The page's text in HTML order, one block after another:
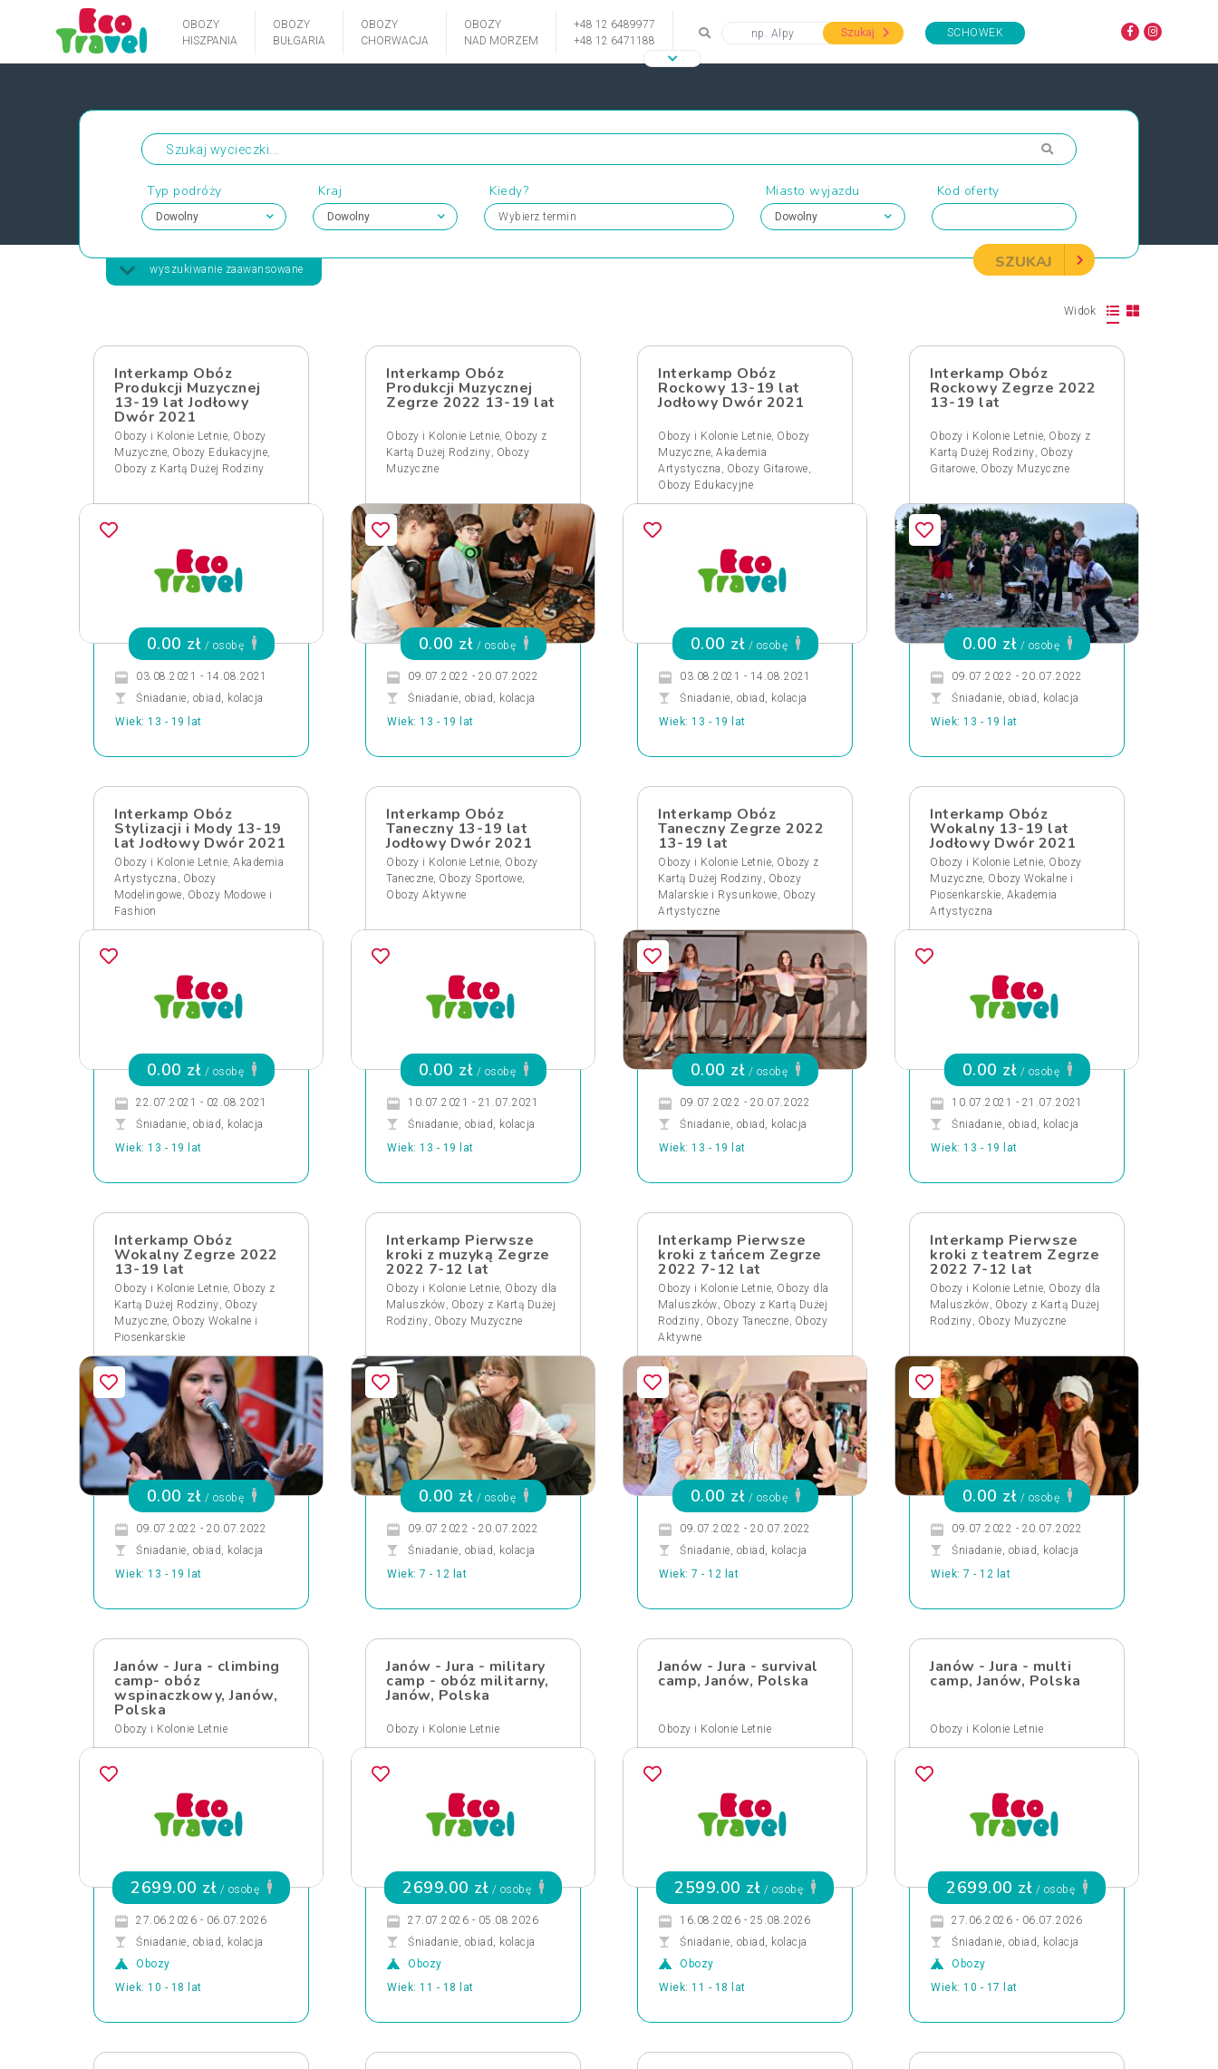
OBOZY
HISZPANIA
OBOZY
BUŁGARIA
OBOZY
CHORWACJA
OBOZY
NAD MORZEM
+48 12 6489977
+48 12 6471188
Szukaj SCHOWEK
Typ podróży Kraj Kiedy?
Wybierz termin
Miasto wyjazdu Kod oferty
SZUKAJ
wyszukiwanie zaawansowane
Widok
Interkamp Obóz
Produkcji Muzycznej
13-19 lat Jodłowy
Dwór 2021
Obozy i Kolonie Letnie, Obozy
Muzyczne, Obozy Edukacyjne,
Obozy z Kartą Dużej Rodziny
0.00 zł / osobę
03.08.2021 - 14.08.2021
Śniadanie, obiad, kolacja
Wiek: 13 - 19 lat
Interkamp Obóz
Produkcji Muzycznej
Zegrze 2022 13-19 lat
Obozy i Kolonie Letnie, Obozy z
Kartą Dużej Rodziny, Obozy
Muzyczne
0.00 zł / osobę
09.07.2022 - 20.07.2022
Śniadanie, obiad, kolacja
Wiek: 13 - 19 lat
Interkamp Obóz
Rockowy 13-19 lat
Jodłowy Dwór 2021
Obozy i Kolonie Letnie, Obozy
Muzyczne, Akademia
Artystyczna , Obozy Gitarowe,
Obozy Edukacyjne
0.00 zł / osobę
03.08.2021 - 14.08.2021
Śniadanie, obiad, kolacja
Wiek: 13 - 19 lat
Interkamp Obóz
Rockowy Zegrze 2022
13-19 lat
Obozy i Kolonie Letnie, Obozy z
Kartą Dużej Rodziny, Obozy
Gitarowe, Obozy Muzyczne
0.00 zł / osobę
09.07.2022 - 20.07.2022
Śniadanie, obiad, kolacja
Wiek: 13 - 19 lat
Interkamp Obóz
Stylizacji i Mody 13-19
lat Jodłowy Dwór 2021
Obozy i Kolonie Letnie, Akademia
Artystyczna , Obozy
Modelingowe, Obozy Modowe i
Fashion
0.00 zł / osobę
22.07.2021 - 02.08.2021
Śniadanie, obiad, kolacja
Wiek: 13 - 19 lat
Interkamp Obóz
Taneczny 13-19 lat
Jodłowy Dwór 2021
Obozy i Kolonie Letnie, Obozy
Taneczne, Obozy Sportowe,
Obozy Aktywne
0.00 zł / osobę
10.07.2021 - 21.07.2021
Śniadanie, obiad, kolacja
Wiek: 13 - 19 lat
Interkamp Obóz
Taneczny Zegrze 2022
13-19 lat
Obozy i Kolonie Letnie, Obozy z
Kartą Dużej Rodziny, Obozy
Malarskie i Rysunkowe, Obozy
Artystyczne
0.00 zł / osobę
09.07.2022 - 20.07.2022
Śniadanie, obiad, kolacja
Wiek: 13 - 19 lat
Interkamp Obóz
Wokalny 13-19 lat
Jodłowy Dwór 2021
Obozy i Kolonie Letnie, Obozy
Muzyczne, Obozy Wokalne i
Piosenkarskie, Akademia
Artystyczna
0.00 zł / osobę
10.07.2021 - 21.07.2021
Śniadanie, obiad, kolacja
Wiek: 13 - 19 lat
Interkamp Obóz
Wokalny Zegrze 2022
13-19 lat
Obozy i Kolonie Letnie, Obozy z
Kartą Dużej Rodziny, Obozy
Muzyczne, Obozy Wokalne i
Piosenkarskie
0.00 zł / osobę
09.07.2022 - 20.07.2022
Śniadanie, obiad, kolacja
Wiek: 13 - 19 lat
Interkamp Pierwsze
kroki z muzyką Zegrze
2022 7-12 lat
Obozy i Kolonie Letnie, Obozy dla
Maluszków, Obozy z Kartą Dużej
Rodziny, Obozy Muzyczne
0.00 zł / osobę
09.07.2022 - 20.07.2022
Śniadanie, obiad, kolacja
Wiek: 7 - 12 lat
Interkamp Pierwsze
kroki z tańcem Zegrze
2022 7-12 lat
Obozy i Kolonie Letnie, Obozy dla
Maluszków, Obozy z Kartą Dużej
Rodziny, Obozy Taneczne, Obozy
Aktywne
0.00 zł / osobę
09.07.2022 - 20.07.2022
Śniadanie, obiad, kolacja
Wiek: 7 - 12 lat
Interkamp Pierwsze
kroki z teatrem Zegrze
2022 7-12 lat
Obozy i Kolonie Letnie, Obozy dla
Maluszków, Obozy z Kartą Dużej
Rodziny, Obozy Muzyczne
0.00 zł / osobę
09.07.2022 - 20.07.2022
Śniadanie, obiad, kolacja
Wiek: 7 - 12 lat
Janów - Jura - climbing
camp- obóz
wspinaczkowy, Janów,
Polska
Obozy i Kolonie Letnie
2699.00 zł / osobę
27.06.2026 - 06.07.2026
Śniadanie, obiad, kolacja
Obozy
Wiek: 10 - 18 lat
Janów - Jura - military
camp - obóz militarny,
Janów, Polska
Obozy i Kolonie Letnie
2699.00 zł / osobę
27.07.2026 - 05.08.2026
Śniadanie, obiad, kolacja
Obozy
Wiek: 11 - 18 lat
Janów - Jura - survival
camp, Janów, Polska
Obozy i Kolonie Letnie
2599.00 zł / osobę
16.08.2026 - 25.08.2026
Śniadanie, obiad, kolacja
Obozy
Wiek: 11 - 18 lat
Janów - Jura - multi
camp, Janów, Polska
Obozy i Kolonie Letnie
2699.00 zł / osobę
27.06.2026 - 06.07.2026
Śniadanie, obiad, kolacja
Obozy
Wiek: 10 - 17 lat